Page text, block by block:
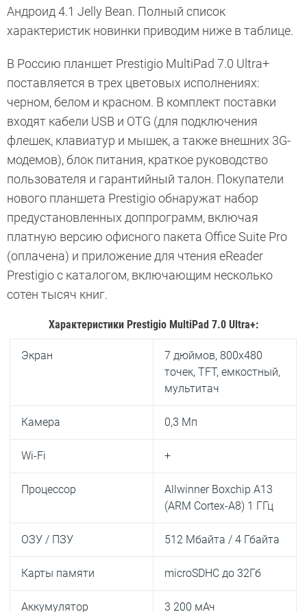
Андроид 4.1 Jelly Bean. Полный список
характеристик новинки приводим ниже в таблице.
В Россию планшет Prestigio MultiPad 7.0 Ultra+
поставляется в трех цветовых исполнениях:
черном, белом и красном. В комплект поставки
входят кабели USB и OTG (для подключения
флешек, клавиатур и мышек, а также внешних 3G-
модемов), блок питания, краткое руководство
пользователя и гарантийный талон. Покупатели
нового планшета Prestigio обнаружат набор
предустановленных доппрограмм, включая
платную версию офисного пакета Office Suite Pro
(оплачена) и приложение для чтения eReader
Prestigio с каталогом, включающим несколько
сотен тысяч книг.
Характеристики Prestigio MultiPad 7.0 Ultra+:
Экран
7 дюймов, 800х480
точек, TFT, емкостный,
мультитач
Камера 0,3 Мп
Wi-Fi +
Процессор
Allwinner Boxchip A13
(ARM Cortex-A8) 1 ГГц
ОЗУ / ПЗУ 512 Мбайта / 4 Гбайта
Карты памяти microSDHC до 32Гб
Аккумулятор 3 200 мАч